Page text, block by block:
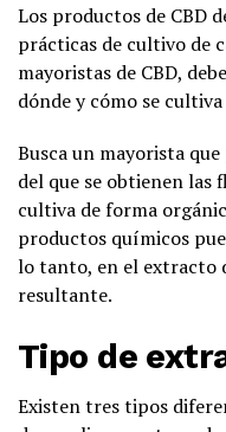
Los productos de CBD
prácticas de cultivo de
mayoristas de CBD,
dónde y cómo se
Busca un mayorista
del que se obtienen las
cultiva de forma
productos químicos
lo tanto, en el extracto
resultante.
Tipo de
Existen tres tipos